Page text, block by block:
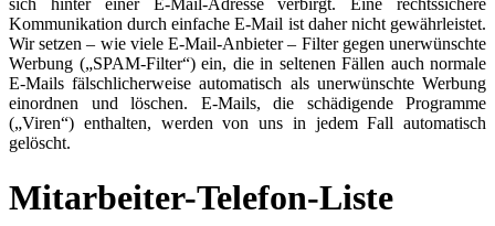
sich hinter einer E-Mail-Adresse verbirgt. Eine rechtssichere
Kommunikation durch einfache E-Mail ist daher nicht gewährleistet.
Wir setzen – wie viele E-Mail-Anbieter – Filter gegen unerwünschte
Werbung („SPAM-Filter“) ein, die in seltenen Fällen auch normale
E-Mails fälschlicherweise automatisch als unerwünschte Werbung
einordnen und löschen. E-Mails, die schädigende Programme
(„Viren“) enthalten, werden von uns in jedem Fall automatisch
gelöscht.
Mitarbeiter-Telefon-Liste